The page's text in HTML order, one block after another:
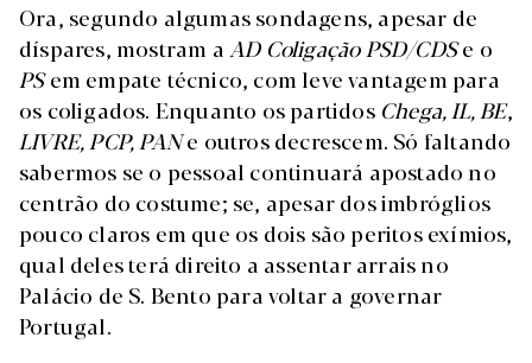
Ora, segundo algumas sondagens, apesar de
díspares, mostram a AD Coligação PSD/CDSe o
PSem empate técnico, com leve vantagem para
os coligados. Enquanto os partidos Chega, IL, BE,
LIVRE, PCP, PANe outros decrescem. Só faltando
sabermos se o pessoal continuará apostado no
centrão do costume; se, apesar dos imbróglios
pouco claros em que os dois são peritos exímios,
qual deles terá direito a assentar arrais no
Palácio de S. Bento para voltar a governar
Portugal.